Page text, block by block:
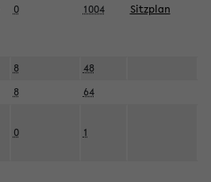
0 1004 Sitzplan
8
48
8 64
0 1